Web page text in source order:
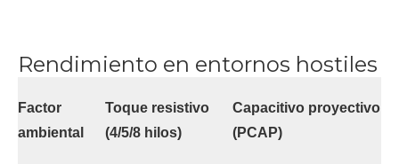
Rendimiento en entornos hostiles
Factor
ambiental
Toque resistivo
(4/5/8 hilos)
Capacitivo proyectivo
(PCAP)